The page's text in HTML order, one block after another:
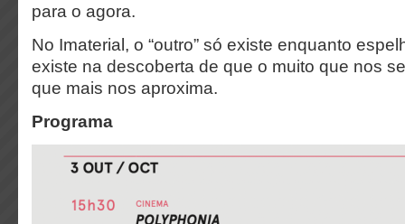
para o agora.
No Imaterial, o “outro” só existe enquanto
existe na descoberta de que o muito que nos
que mais nos aproxima.
Programa